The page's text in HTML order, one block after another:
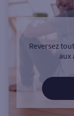
Reversez
aux